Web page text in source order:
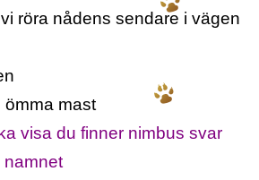
röra nådens sendare i vägen
ömma mast
visa du finner nimbus svar
namnet